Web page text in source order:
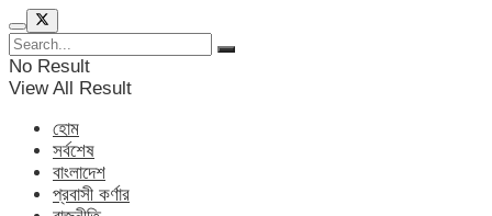
No Result
View All Result
হোম
সর্বশেষ
বাংলাদেশ
প্রবাসী কর্ণার